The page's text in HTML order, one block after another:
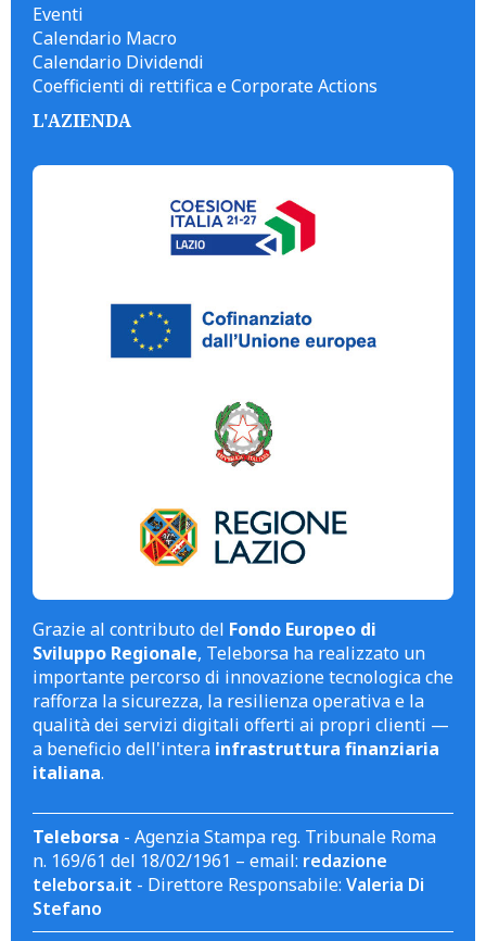
Eventi
Calendario Macro
Calendario Dividendi
Coefficienti di rettifica e Corporate Actions
L'AZIENDA
Grazie al contributo del Fondo Europeo di
Sviluppo Regionale, Teleborsa ha realizzato un
importante percorso di innovazione tecnologica che
rafforza la sicurezza, la resilienza operativa e la
qualità dei servizi digitali offerti ai propri clienti —
a beneficio dell'intera infrastruttura finanziaria
italiana.
Teleborsa - Agenzia Stampa reg. Tribunale Roma
n. 169/61 del 18/02/1961 – email: redazione
teleborsa.it - Direttore Responsabile: Valeria Di
Stefano